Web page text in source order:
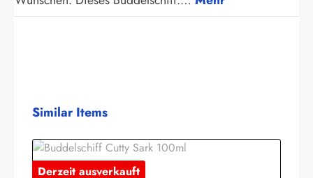
Produktgalerie überspringen
Similar Items
Derzeit ausverkauft